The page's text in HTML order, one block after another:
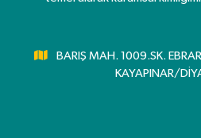
BARIŞ MAH. 1009.SK.
KAYAPINAR/